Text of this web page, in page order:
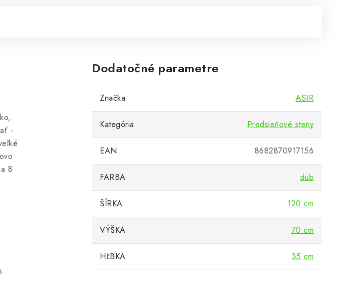
-
8
Dodatočné parametre
Značka ASIR
Kategória Predsieňové steny
EAN 8682870917156
FARBA dub
ŠÍRKA 120 cm
VÝŠKA 70 cm
HĽBKA 35 cm